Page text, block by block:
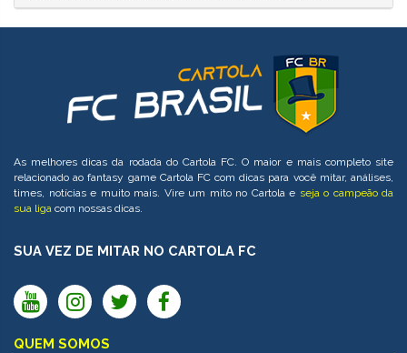
As melhores dicas da rodada do Cartola FC. O maior e mais completo site
relacionado ao fantasy game Cartola FC com dicas para você mitar, análises,
times, notícias e muito mais. Vire um mito no Cartola e seja o campeão da
sua liga com nossas dicas.
SUA VEZ DE MITAR NO CARTOLA FC
QUEM SOMOS